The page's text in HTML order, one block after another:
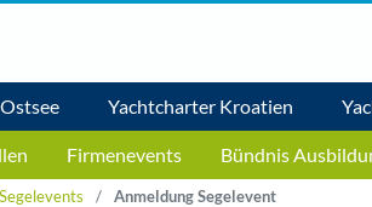
Yachtcharter Kroatien
Firmenevents Bündnis
Segelevents Anmeldung Segelevent